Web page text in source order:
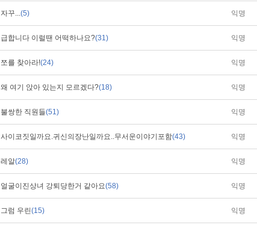
자꾸...(5) 익명
급합니다 이럴땐 어떡하나요?(31) 익명
쪼를 찾아라!(24) 익명
왜 여기 앉아 있는지 모르겠다?(18) 익명
불쌍한 직원들(51) 익명
사이코짓일까요.귀신의장난일까요..무서운이야기포함(43) 익명
레알(28) 익명
얼굴이진상녀 강퇴당한거 같아요(58) 익명
그럼 우린(15) 익명